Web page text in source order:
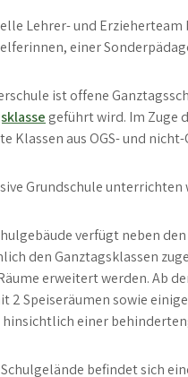
Lehrer- und
einer
ist offene
geführt wird. Im Zuge
Klassen aus OGS- und nicht-
Grundschule
verfügt neben
den Ganztagsklassen
erweitert werden. Ab
2 Speiseräumen sowie
hinsichtlich einer
befindet sich